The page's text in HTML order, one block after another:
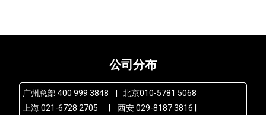
公司分布
广州总部 400 999 3848 | 北京010-5781 5068
上海 021-6728 2705 | 西安 029-8187 3816 |